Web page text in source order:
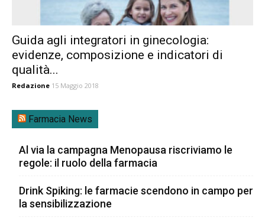
Guida agli integratori in ginecologia:
evidenze, composizione e indicatori di
qualità...
Redazione 15 Maggio 2018
Farmacia News
Al via la campagna Menopausa riscriviamo le
regole: il ruolo della farmacia
Drink Spiking: le farmacie scendono in campo per
la sensibilizzazione